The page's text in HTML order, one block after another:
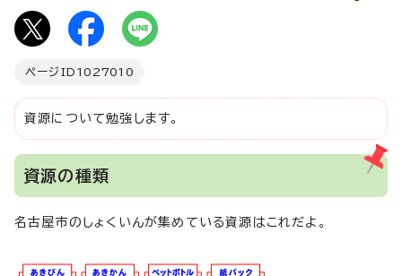
ページID 1027010
資源について勉強します。
資源の種類
名古屋市のしょくいんが集めている資源はこれだよ。